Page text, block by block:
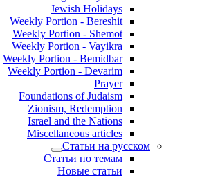
Jewish Holidays
Weekly Portion - Bereshit
Weekly Portion - Shemot
Weekly Portion - Vayikra
Weekly Portion - Bemidbar
Weekly Portion - Devarim
Prayer
Foundations of Judaism
Zionism, Redemption
Israel and the Nations
Miscellaneous articles
Статьи на русском
Статьи по темам
Новые статьи